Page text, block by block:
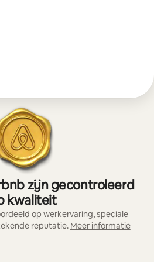
zijn gecontroleerd
kwaliteit
op werkervaring, speciale
reputatie. Meer informatie